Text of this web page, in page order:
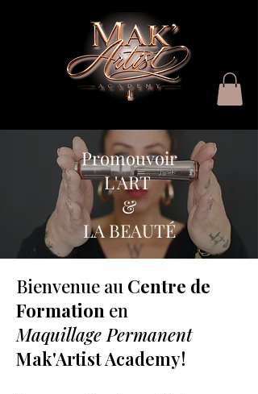
Promouvoir
L'ART
&
LA BEAUTÉ
Bienvenue au Centre de
Formation en
Maquillage Permanent
Mak'Artist Academy!